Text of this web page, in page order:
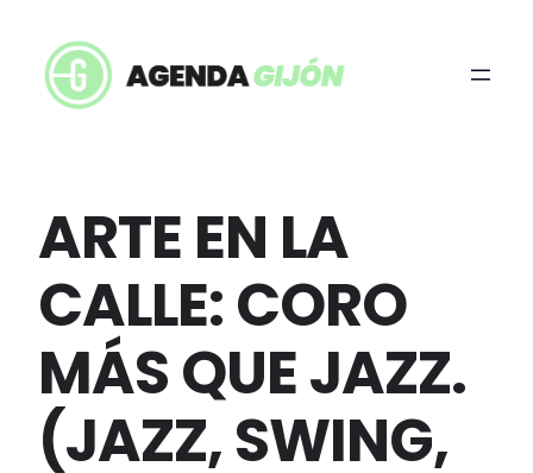
ARTE EN LA
CALLE: CORO
MÁS QUE JAZZ.
(JAZZ, SWING,